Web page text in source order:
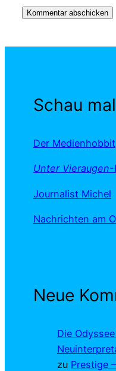
Schau
Der Medienhobbit
Unter Vieraugen-
Journalist Michel
Nachrichten am
Neue
Die
zu Prestige